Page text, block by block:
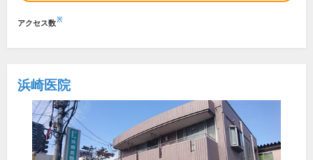
アクセス数※
浜崎医院